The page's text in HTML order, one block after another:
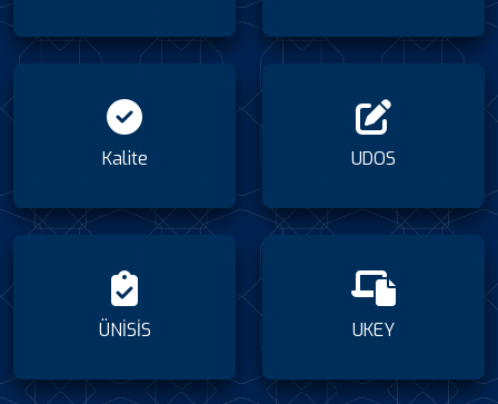
Kalite UDOS
ÜNİSİS UKEY